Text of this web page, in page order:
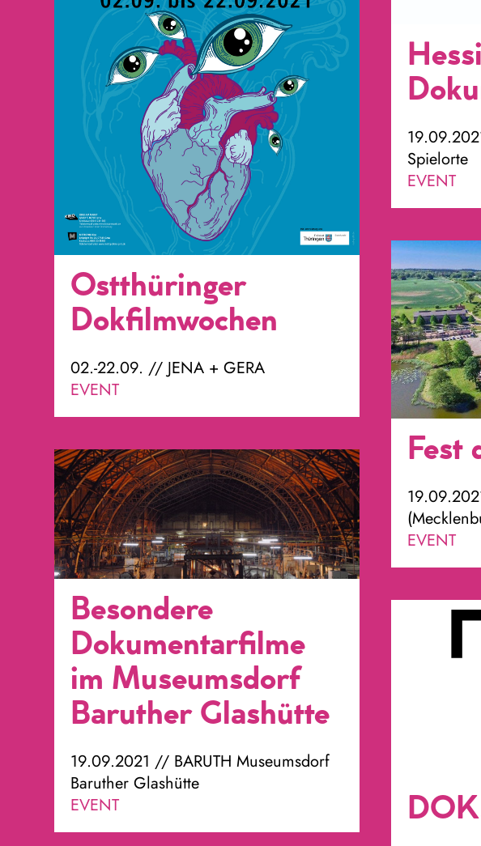
Ostthüringer
Dokfilmwochen
02.-22.09. // JENA + GERA
EVENT
Spielorte
EVENT
Besondere
Dokumentarfilme
im Museumsdorf
Baruther Glashütte
19.09.2021 // BARUTH Museumsdorf
Baruther Glashütte
EVENT
Fest
EVENT